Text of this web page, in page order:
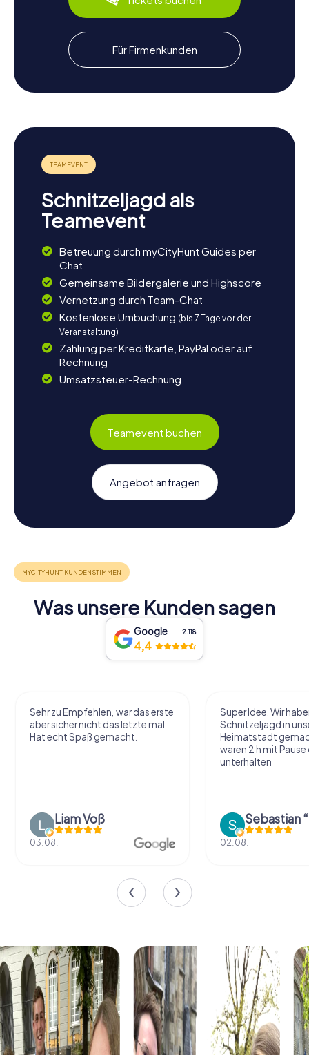
war? Auch heute noch könnt ihr die Überreste der alten
Wasserräder besichtigen, die einst das Stadtbild prägten.
Zudem ist Ornans der Geburtsort des berühmten Malers
Gustave Courbet, dessen Werke und Einfluss auf die
Kunstgeschichte weltweit anerkannt sind.
Kulinarische Entdeckungen nach der
Nach einer aufregenden Schnitzeljagd in Ornans könnt ihr
euch auf eine kulinarische Entdeckungsreise begeben.
Die Region ist bekannt für ihre delikaten Spezialitäten,
darunter der berühmte Comté-Käse und der köstliche Vin
gemütlichen Restaurants und Cafés der Stadt könnt ihr
diese Köstlichkeiten genießen und den Tag bei einem
Glas Wein ausklingen lassen. Vielleicht entdeckt ihr auch
das euren Aufenthalt in Ornans unvergesslich macht.
Für Firmenkunden
Schnitzeljagd als
Teamevent
Betreuung durch myCityHunt Guides per
Chat
Gemeinsame Bildergalerie und Highscore
Vernetzung durch Team-Chat
Kostenlose Umbuchung (bis 7 Tage vor der
Veranstaltung)
Zahlung per Kreditkarte, PayPal oder auf
Rechnung
Umsatzsteuer-Rechnung
Teamevent buchen
Angebot anfragen
Was unsere Kunden sagen
Google 2.118
4,4
Sehr zu Empfehlen, war das erste
aber sicher nicht das letzte mal.
Hat echt Spaß gemacht.
Liam Voß
03.08.
Super Idee. Wir
Schnitzeljagd in
Heimatstadt
waren 2 h mit
unterhalten
02.08.